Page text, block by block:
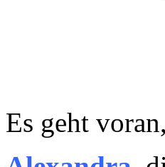
Es geht